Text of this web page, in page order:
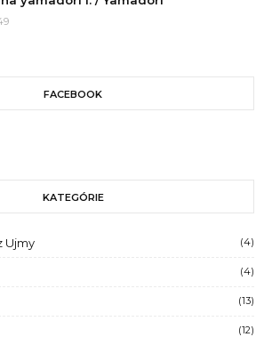
FACEBOOK
KATEGÓRIE
Ujmy (4)
(4)
(13)
(12)